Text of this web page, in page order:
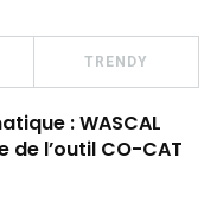
TRENDY
: WASCAL
de l’outil CO-CAT